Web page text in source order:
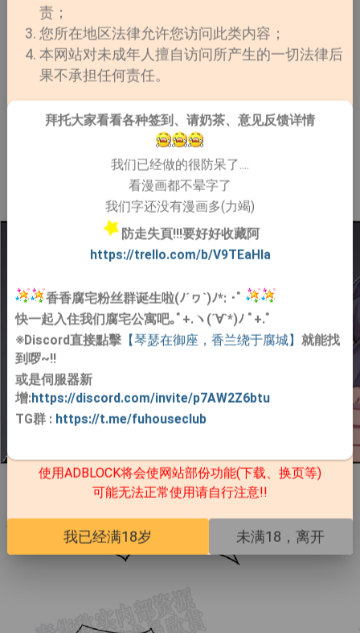
责；
您所在地区法律允许您访问此类内容；
本网站对未成年人擅自访问所产生的一切法律后
果不承担任何责任。
拜托大家看看各种签到、请奶茶、意见反馈详情
我们已经做的很防呆了....
看漫画都不晕字了
我们字还没有漫画多(力竭)
防走失頁!!!要好好收藏阿
https://trello.com/b/V9TEaHIa
香香腐宅粉丝群诞生啦(ﾉ´ヮ`)ﾉ*: ･ﾟ
快一起入住我们腐宅公寓吧｡ﾟ+.ヽ(´∀`*)ﾉ ﾟ+.ﾟ
※Discord直接點擊【琴瑟在御座，香兰绕于腐城】 就能找
到啰~!!
或是伺服器新
增:https://discord.com/invite/p7AW2Z6btu
TG群: https://t.me/fuhouseclub
使用ADBLOCK将会使网站部份功能(下载、换页等)
可能无法正常使用请自行注意!!
我已经满18岁 未满18，离开